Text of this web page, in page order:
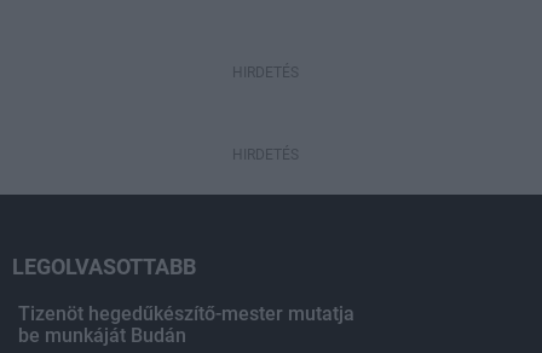
HIRDETÉS
HIRDETÉS
LEGOLVASOTTABB
Tizenöt hegedűkészítő-mester mutatja
be munkáját Budán